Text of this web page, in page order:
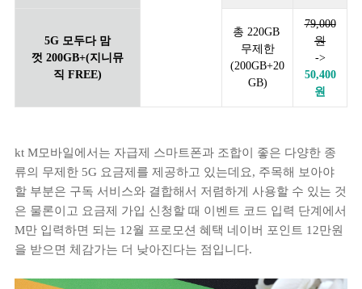
5G 모두다 맘
껏 200GB+(지니뮤
직 FREE)
총 220GB
무제한
(200GB+20
GB)
79,000
원
->
50,400
원
kt M모바일에서는 자급제 스마트폰과 조합이 좋은 다양한 종
류의 무제한 5G 요금제를 제공하고 있는데요, 주목해 보아야
할 부분은 구독 서비스와 결합해서 저렴하게 사용할 수 있는 것
은 물론이고 요금제 가입 신청할 때 이벤트 코드 입력 단계에서
M만 입력하면 되는 12월 프로모션 혜택 네이버 포인트 12만원
을 받으면 체감가는 더 낮아진다는 점입니다.